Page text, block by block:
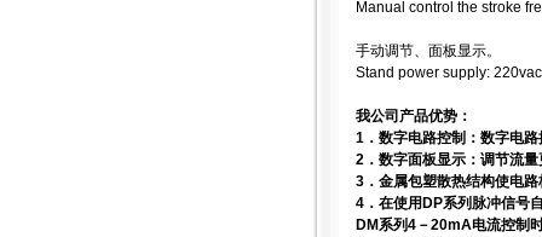
Manual control the stroke
手动调节、面板显示。
Stand power supply:
我公司产品优势：
1．数字电路控制：数字电
2．数字面板显示：调节流
3．金属包塑散热结构使电
4．在使用DP系列脉冲信号
DM系列4－20mA电流控制